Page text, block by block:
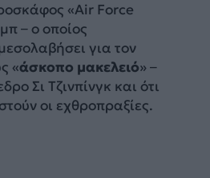
«Air Force
– ο οποίος
για τον
«άσκοπο μακελειό» –
Σι Τζινπίνγκ και ότι
οι εχθροπραξίες.